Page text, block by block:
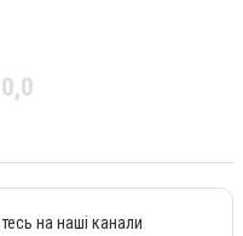
0,0
на наші канали